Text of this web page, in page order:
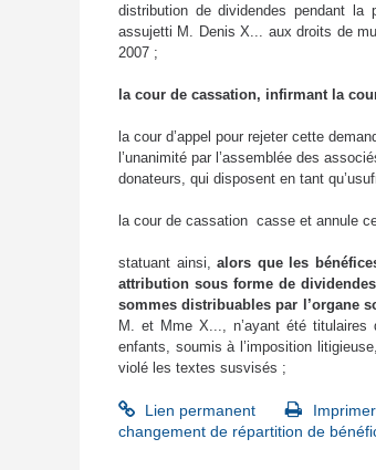
distribution de dividendes pendant
assujetti M. Denis X... aux droits de
2007 ;
la cour de cassation, infirmant la
la cour d’appel pour rejeter cette
l’unanimité par l’assemblée des
donateurs, qui disposent en tant
la cour de cassation casse et annule
statuant ainsi,alors que les
attribution sous forme de
sommes distribuables par l’organe
M. et Mme X..., n’ayant été titulaires
enfants, soumis à l’imposition
violé les textes susvisés ;
Lien permanent Imprimer
changement de répartition de